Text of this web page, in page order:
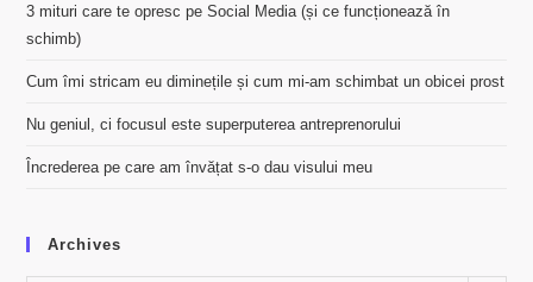
3 mituri care te opresc pe Social Media (și ce funcționează în
schimb)
Cum îmi stricam eu diminețile și cum mi-am schimbat un obicei prost
Nu geniul, ci focusul este superputerea antreprenorului
Încrederea pe care am învățat s-o dau visului meu
Archives